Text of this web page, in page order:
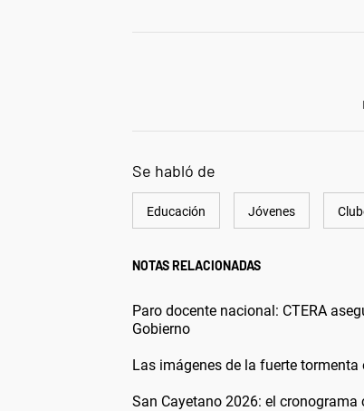
Se habló de
Educación Jóvenes
NOTAS RELACIONADAS
Paro docente nacional: CTERA
Gobierno
Las imágenes de la fuerte
San Cayetano 2026: el